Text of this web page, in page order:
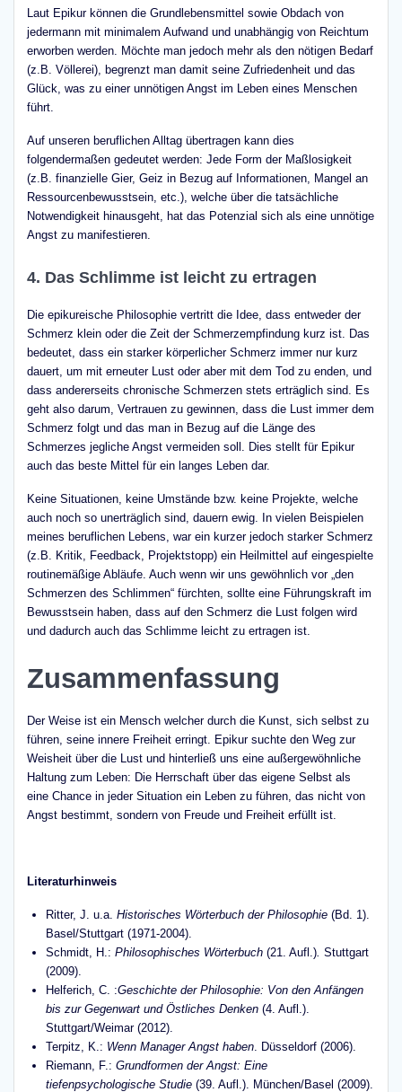
Laut Epikur können die Grundlebensmittel sowie Obdach von
jedermann mit minimalem Aufwand und unabhängig von Reichtum
erworben werden. Möchte man jedoch mehr als den nötigen Bedarf
(z.B. Völlerei), begrenzt man damit seine Zufriedenheit und das
Glück, was zu einer unnötigen Angst im Leben eines Menschen
führt.
Auf unseren beruflichen Alltag übertragen kann dies
folgendermaßen gedeutet werden: Jede Form der Maßlosigkeit
(z.B. finanzielle Gier, Geiz in Bezug auf Informationen, Mangel an
Ressourcenbewusstsein, etc.), welche über die tatsächliche
Notwendigkeit hinausgeht, hat das Potenzial sich als eine unnötige
Angst zu manifestieren.
4. Das Schlimme ist leicht zu ertragen
Die epikureische Philosophie vertritt die Idee, dass entweder der
Schmerz klein oder die Zeit der Schmerzempfindung kurz ist. Das
bedeutet, dass ein starker körperlicher Schmerz immer nur kurz
dauert, um mit erneuter Lust oder aber mit dem Tod zu enden, und
dass andererseits chronische Schmerzen stets erträglich sind. Es
geht also darum, Vertrauen zu gewinnen, dass die Lust immer dem
Schmerz folgt und das man in Bezug auf die Länge des
Schmerzes jegliche Angst vermeiden soll. Dies stellt für Epikur
auch das beste Mittel für ein langes Leben dar.
Keine Situationen, keine Umstände bzw. keine Projekte, welche
auch noch so unerträglich sind, dauern ewig. In vielen Beispielen
meines beruflichen Lebens, war ein kurzer jedoch starker Schmerz
(z.B. Kritik, Feedback, Projektstopp) ein Heilmittel auf eingespielte
routinemäßige Abläufe. Auch wenn wir uns gewöhnlich vor „den
Schmerzen des Schlimmen“ fürchten, sollte eine Führungskraft im
Bewusstsein haben, dass auf den Schmerz die Lust folgen wird
und dadurch auch das Schlimme leicht zu ertragen ist.
Zusammenfassung
Der Weise ist ein Mensch welcher durch die Kunst, sich selbst zu
führen, seine innere Freiheit erringt. Epikur suchte den Weg zur
Weisheit über die Lust und hinterließ uns eine außergewöhnliche
Haltung zum Leben: Die Herrschaft über das eigene Selbst als
eine Chance in jeder Situation ein Leben zu führen, das nicht von
Angst bestimmt, sondern von Freude und Freiheit erfüllt ist.
Literaturhinweis
Ritter, J. u.a. Historisches Wörterbuch der Philosophie (Bd. 1).
Basel/Stuttgart (1971-2004).
Schmidt, H.: Philosophisches Wörterbuch (21. Aufl.). Stuttgart
(2009).
Helferich, C. :Geschichte der Philosophie: Von den Anfängen
bis zur Gegenwart und Östliches Denken (4. Aufl.).
Stuttgart/Weimar (2012).
Terpitz, K.: Wenn Manager Angst haben. Düsseldorf (2006).
Riemann, F.: Grundformen der Angst: Eine
tiefenpsychologische Studie (39. Aufl.). München/Basel (2009).